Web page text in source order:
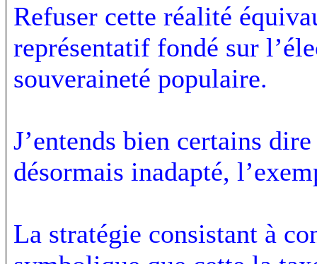
Refuser cette réalité
représentatif fondé sur
souveraineté populaire.
J’entends bien certains
désormais inadapté,
La stratégie consistant à